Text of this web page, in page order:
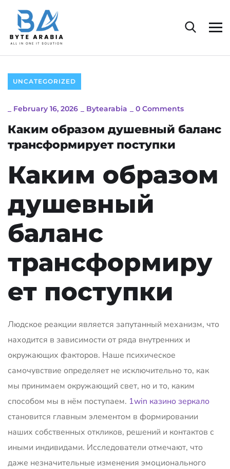
UNCATEGORIZED
February 16, 2026 Bytearabia 0 Comments
Каким образом душевный баланс
трансформирует поступки
Каким образом
душевный
баланс
трансформиру
ет поступки
Людское реакции является запутанный механизм, что
находится в зависимости от ряда внутренних и
окружающих факторов. Наше психическое
самочувствие определяет не исключительно то, как
мы принимаем окружающий свет, но и то, каким
способом мы в нём поступаем. 1win казино зеркало
становится главным элементом в формировании
наших собственных откликов, решений и контактов с
иными индивидами. Исследователи отмечают, что
даже незначительные изменения эмоционального